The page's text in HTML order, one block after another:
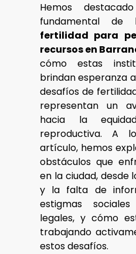
Hemos
fundamental de
fertilidad para
recursos en
cómo estas
brindan esperanza
desafíos de
representan un
hacia la
reproductiva. A
artículo, hemos
obstáculos que
en la ciudad, desde
y la falta de
estigmas
legales, y cómo
trabajando
estos desafíos.